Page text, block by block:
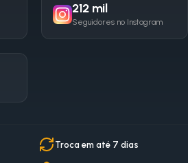
212 mil
Seguidores no Instagram
Troca em até 7 dias